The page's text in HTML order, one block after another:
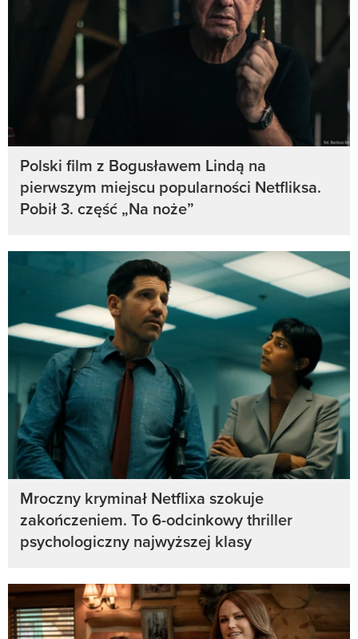
Polski film z Bogusławem Lindą na
pierwszym miejscu popularności Netfliksa.
Pobił 3. część „Na noże”
Mroczny kryminał Netflixa szokuje
zakończeniem. To 6-odcinkowy thriller
psychologiczny najwyższej klasy